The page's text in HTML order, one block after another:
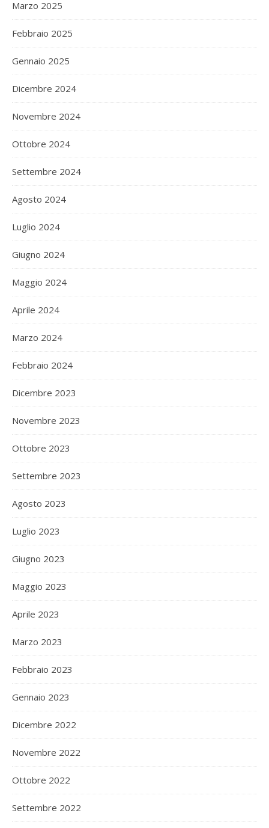
Marzo 2025
Febbraio 2025
Gennaio 2025
Dicembre 2024
Novembre 2024
Ottobre 2024
Settembre 2024
Agosto 2024
Luglio 2024
Giugno 2024
Maggio 2024
Aprile 2024
Marzo 2024
Febbraio 2024
Dicembre 2023
Novembre 2023
Ottobre 2023
Settembre 2023
Agosto 2023
Luglio 2023
Giugno 2023
Maggio 2023
Aprile 2023
Marzo 2023
Febbraio 2023
Gennaio 2023
Dicembre 2022
Novembre 2022
Ottobre 2022
Settembre 2022